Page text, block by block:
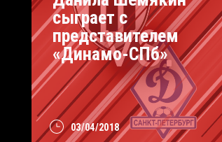
03/04/2018
сыграет с
представителем
«Динамо-СПб»